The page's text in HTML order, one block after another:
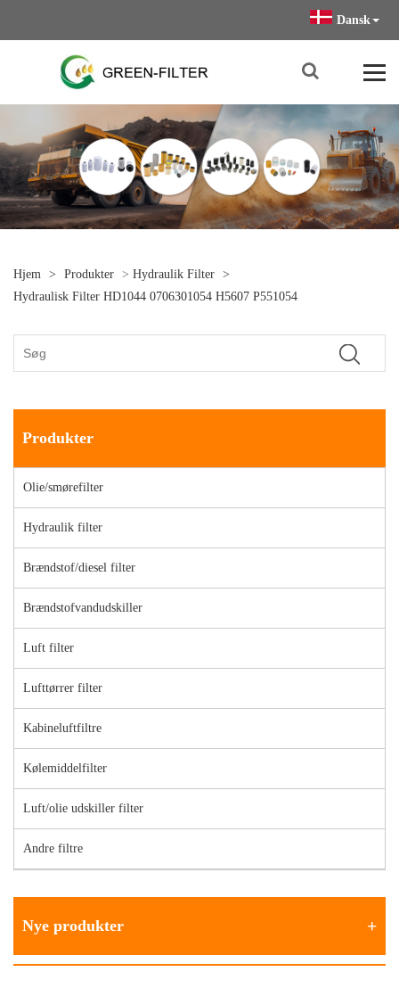
Dansk
Hjem > Produkter > Hydraulik Filter >
Hydraulisk Filter HD1044 0706301054 H5607 P551054
Produkter
Olie/smørefilter
Hydraulik filter
Brændstof/diesel filter
Brændstofvandudskiller
Luft filter
Lufttørrer filter
Kabineluftfiltre
Kølemiddelfilter
Luft/olie udskiller filter
Andre filtre
Nye produkter